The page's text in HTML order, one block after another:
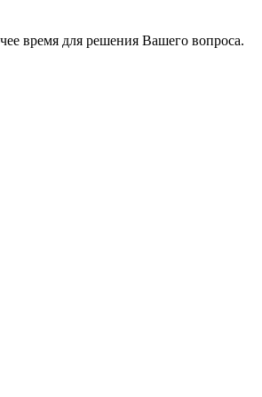
время для решения Вашего вопроса.